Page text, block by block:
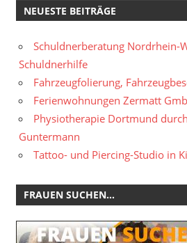
NEUESTE BEITRÄGE
Schuldnerberatung Nordrhein-
Schuldnerhilfe
Fahrzeugfolierung,
Ferienwohnungen Zermatt
Physiotherapie Dortmund
Guntermann
Tattoo- und Piercing-Studio in
FRAUEN SUCHEN…